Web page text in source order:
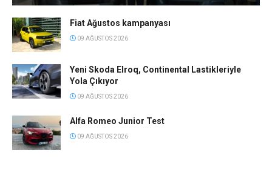
Fiat Ağustos kampanyası
09 AĞUSTOS 2026
Yeni Skoda Elroq, Continental Lastikleriyle
Yola Çıkıyor
09 AĞUSTOS 2026
Alfa Romeo Junior Test
09 AĞUSTOS 2026